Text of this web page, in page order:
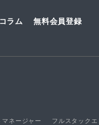
ラム 無料会員登録
ネージャー フルスタック